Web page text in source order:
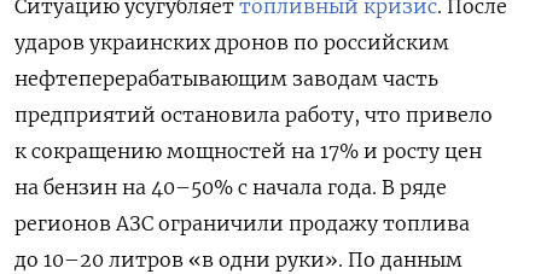
Ситуацию усугубляет топливный кризис. После
ударов украинских дронов по российским
нефтеперерабатывающим заводам часть
предприятий остановила работу, что привело
к сокращению мощностей на 17% и росту цен
на бензин на 40–50% с начала года. В ряде
регионов АЗС ограничили продажу топлива
до 10–20 литров «в одни руки». По данным